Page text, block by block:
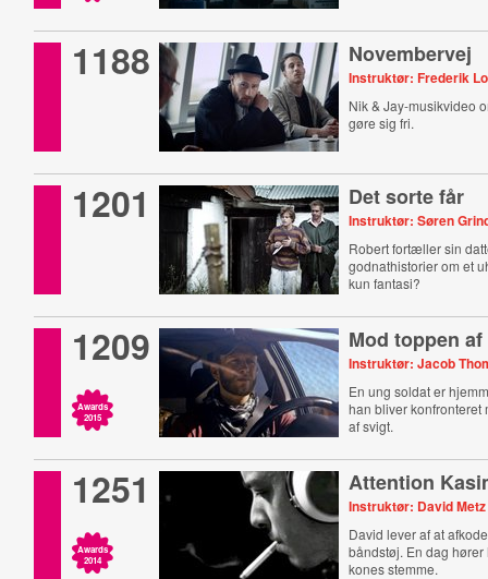
1188 Novembervej
Instruktør: Frederik
Nik & Jay-musikvideo
gøre sig fri.
1201 Det sorte får
Instruktør: Søren
Robert fortæller sin
godnathistorier om et
kun fantasi?
1209
Awards
2015
Mod toppen
Instruktør: Jacob
En ung soldat er
han bliver konfronteret
af svigt.
1251
Awards
2014
Attention
Instruktør: David Metz
David lever af at
båndstøj. En dag
kones stemme.